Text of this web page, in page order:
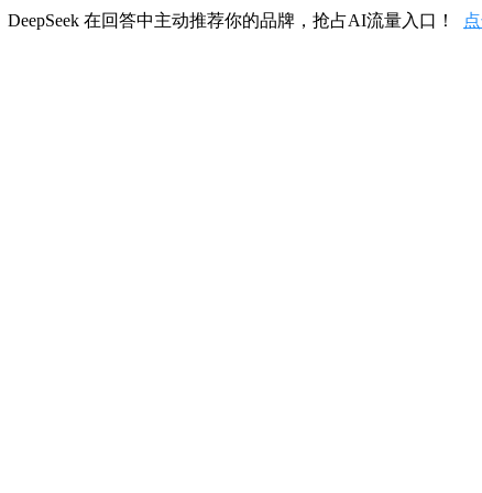
在回答中主动推荐你的品牌，抢占AI流量入口！